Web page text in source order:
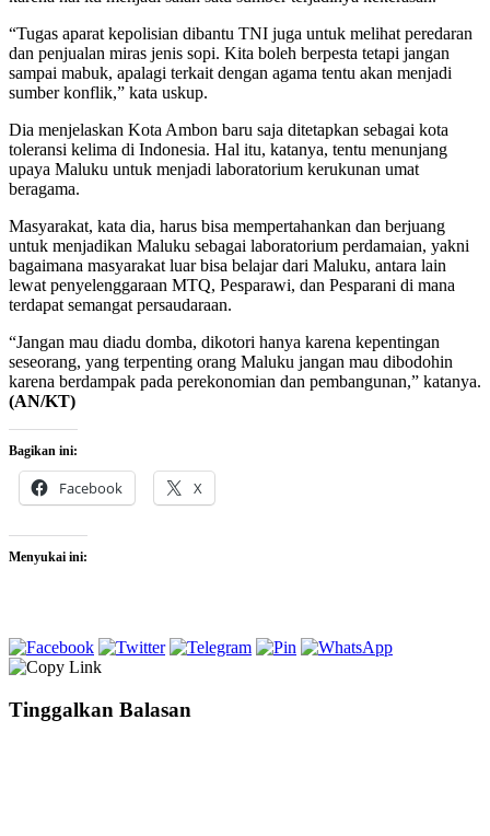
“Tugas aparat kepolisian dibantu TNI juga untuk melihat peredaran
dan penjualan miras jenis sopi. Kita boleh berpesta tetapi jangan
sampai mabuk, apalagi terkait dengan agama tentu akan menjadi
sumber konflik,” kata uskup.
Dia menjelaskan Kota Ambon baru saja ditetapkan sebagai kota
toleransi kelima di Indonesia. Hal itu, katanya, tentu menunjang
upaya Maluku untuk menjadi laboratorium kerukunan umat
beragama.
Masyarakat, kata dia, harus bisa mempertahankan dan berjuang
untuk menjadikan Maluku sebagai laboratorium perdamaian, yakni
bagaimana masyarakat luar bisa belajar dari Maluku, antara lain
lewat penyelenggaraan MTQ, Pesparawi, dan Pesparani di mana
terdapat semangat persaudaraan.
“Jangan mau diadu domba, dikotori hanya karena kepentingan
seseorang, yang terpenting orang Maluku jangan mau dibodohin
karena berdampak pada perekonomian dan pembangunan,” katanya.
(AN/KT)
Bagikan ini:
Facebook X
Menyukai ini:
Tinggalkan Balasan